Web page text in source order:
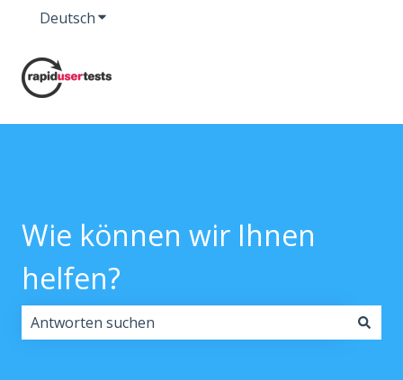
DeutschUntermenü für Übersetzungen anzeigen
Wie können wir Ihnen
helfen?